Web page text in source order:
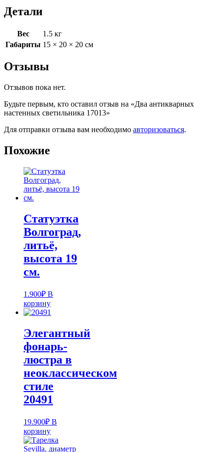
Детали
Вес
1.5 кг
Габариты 15 × 20 × 20 см
Отзывы
Отзывов пока нет.
Будьте первым, кто оставил отзыв на «Два антикварных
настенных светильника 17013»
Для отправки отзыва вам необходимо авторизоваться.
Похожие
Статуэтка
Волгоград,
литьё,
высота 19
см.
1.900₽ В
корзину
Элегантный
фонарь-
люстра в
неоклассическом
стиле
20491
19.900₽ В
корзину